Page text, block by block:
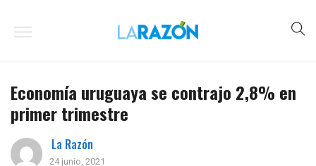
Economía uruguaya se contrajo 2,8% en
primer trimestre
La Razón
24 junio, 2021